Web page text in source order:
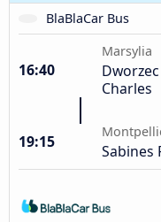
BlaBlaCar Bus
16:40
Marsylia
Charles
19:15 Sabines